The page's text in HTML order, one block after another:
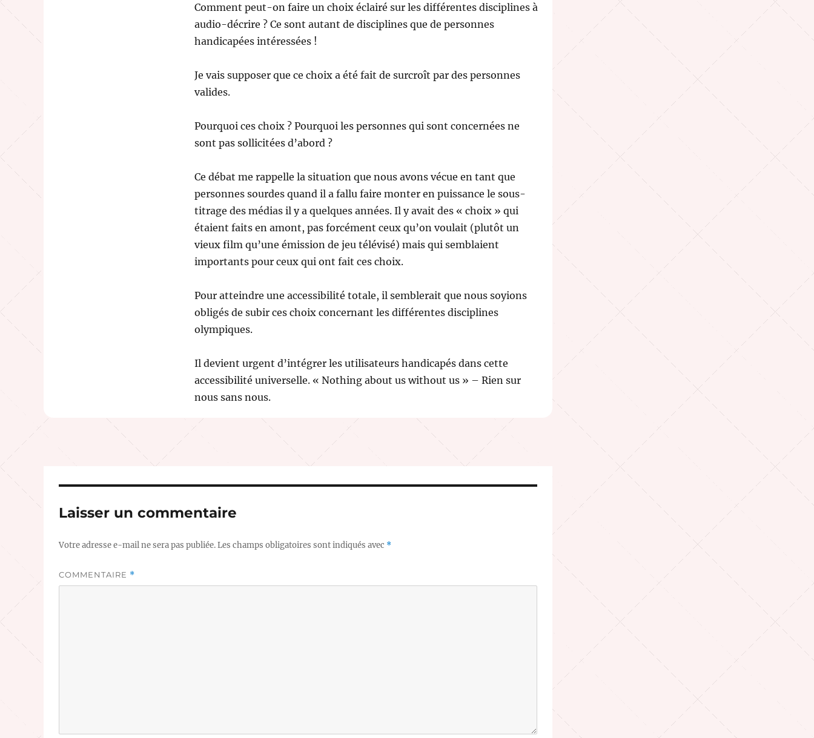
Comment peut-on faire un choix éclairé sur les différentes disciplines à
audio-décrire ? Ce sont autant de disciplines que de personnes
handicapées intéressées !
Je vais supposer que ce choix a été fait de surcroît par des personnes
valides.
Pourquoi ces choix ? Pourquoi les personnes qui sont concernées ne
sont pas sollicitées d’abord ?
Ce débat me rappelle la situation que nous avons vécue en tant que
personnes sourdes quand il a fallu faire monter en puissance le sous-
titrage des médias il y a quelques années. Il y avait des « choix » qui
étaient faits en amont, pas forcément ceux qu’on voulait (plutôt un
vieux film qu’une émission de jeu télévisé) mais qui semblaient
importants pour ceux qui ont fait ces choix.
Pour atteindre une accessibilité totale, il semblerait que nous soyions
obligés de subir ces choix concernant les différentes disciplines
olympiques.
Il devient urgent d’intégrer les utilisateurs handicapés dans cette
accessibilité universelle. « Nothing about us without us » – Rien sur
nous sans nous.
Laisser un commentaire
Votre adresse e-mail ne sera pas publiée.Les champs obligatoires sont indiqués avec *
COMMENTAIRE *